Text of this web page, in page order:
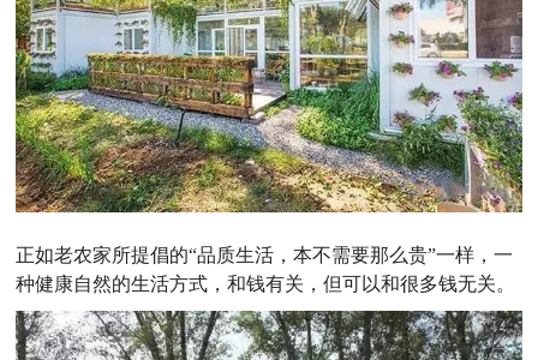
正如老农家所提倡的“品质生活，本不需要那么贵”一样，一
种健康自然的生活方式，和钱有关，但可以和很多钱无关。